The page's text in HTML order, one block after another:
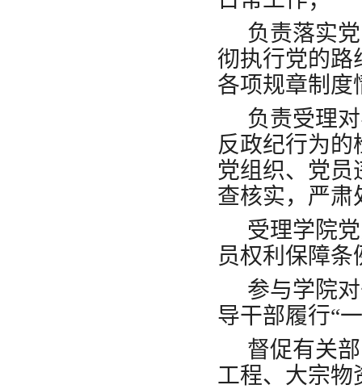
负责落实
彻执行党的路
各项规章制度
负责受理
反政纪行为的
党组织、党员
查核实，严肃
受理学院
员权利保障
参与学院
导干部履行“
督促有关
工程、大宗物